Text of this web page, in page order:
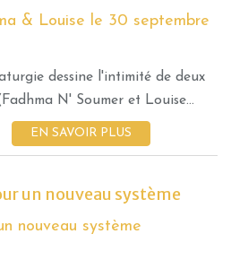
dessine l'intimité de deux
N' Soumer et Louise...
EN SAVOIR PLUS
un nouveau système